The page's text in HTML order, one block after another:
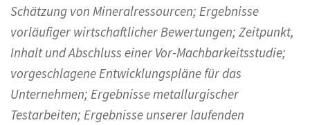
Schätzung von Mineralressourcen; Ergebnisse
vorläufiger wirtschaftlicher Bewertungen; Zeitpunkt,
Inhalt und Abschluss einer Vor-Machbarkeitsstudie;
vorgeschlagene Entwicklungspläne für das
Unternehmen; Ergebnisse metallurgischer
Testarbeiten; Ergebnisse unserer laufenden